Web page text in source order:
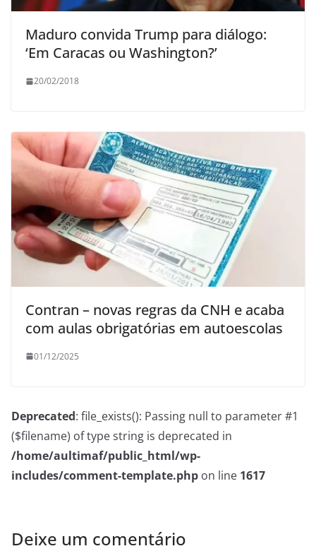
Maduro convida Trump para diálogo:
‘Em Caracas ou Washington?’
20/02/2018
Contran – novas regras da CNH e acaba
com aulas obrigatórias em autoescolas
01/12/2025
Deprecated: file_exists(): Passing null to parameter #1
($filename) of type string is deprecated in
/home/aultimaf/public_html/wp-
includes/comment-template.php on line 1617
Deixe um comentário